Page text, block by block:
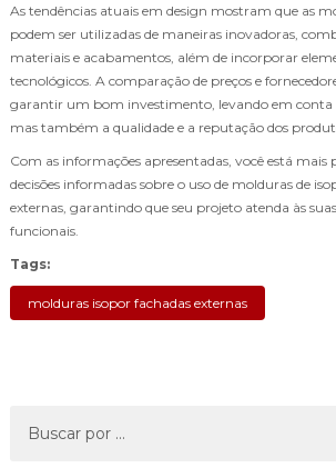
As tendências atuais em design mostram que as
podem ser utilizadas de maneiras inovadoras,
materiais e acabamentos, além de incorporar
tecnológicos. A comparação de preços e
garantir um bom investimento, levando em conta
mas também a qualidade e a reputação dos
Com as informações apresentadas, você está
decisões informadas sobre o uso de molduras de
externas, garantindo que seu projeto atenda às
funcionais.
Tags:
molduras isopor fachadas externas